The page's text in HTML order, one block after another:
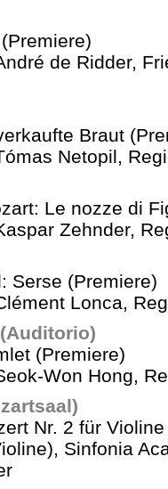
de Ridder,
Braut
Netopil,
Le nozze di
Zehnder,
Serse (Premiere)
Lonca,
(Premiere)
Won Hong,
Nr. 2 für
Sinfonia